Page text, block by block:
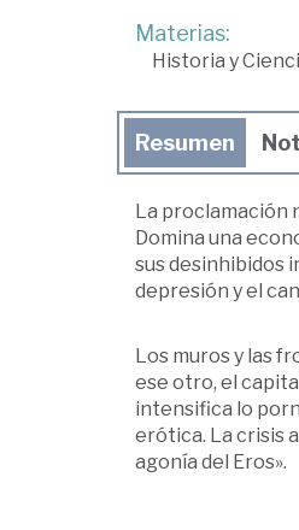
Materias:
Historia y
Resumen
La proclamación
Domina una
sus desinhibidos
depresión y el
Los muros y las
ese otro, el
intensifica lo
erótica. La crisis
agonía del Eros».